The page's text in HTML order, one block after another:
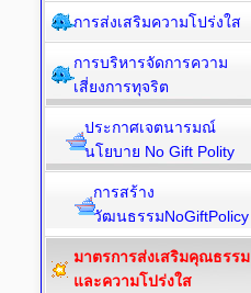
การส่งเสริมความโปร่งใส
การบริหารจัดการความ
เสี่ยงการทุจริต
ประกาศเจตนารมณ์
นโยบาย No Gift Polity
การสร้าง
วัฒนธรรมNoGiftPolicy
มาตรการส่งเสริมคุณธรรม
และความโปร่งใส